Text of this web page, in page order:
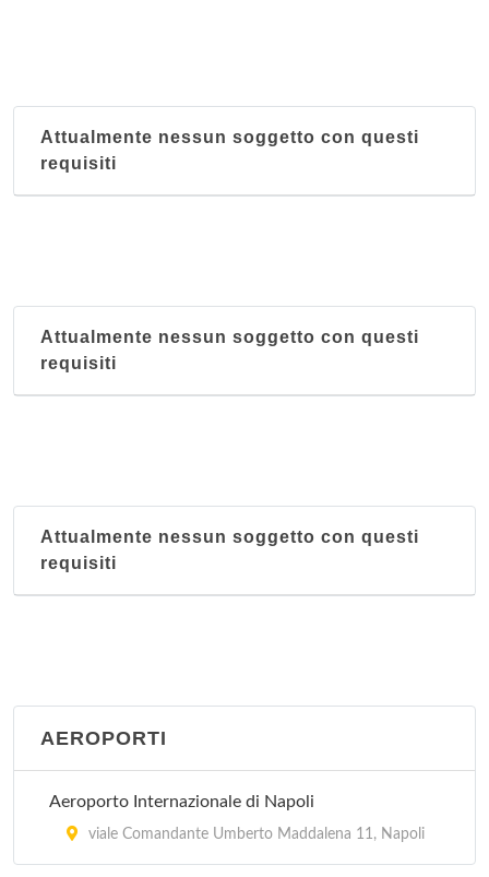
Attualmente nessun soggetto con questi
requisiti
Attualmente nessun soggetto con questi
requisiti
Attualmente nessun soggetto con questi
requisiti
AEROPORTI
Aeroporto Internazionale di Napoli
viale Comandante Umberto Maddalena 11, Napoli